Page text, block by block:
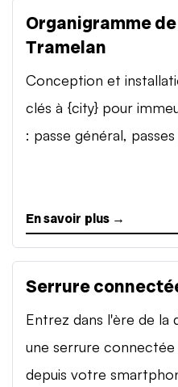
Organigramme
Tramelan
Conception et
clés à {city} pour
: passe général,
En savoir plus →
Serrure
Entrez dans l'ère de la
une serrure
depuis votre